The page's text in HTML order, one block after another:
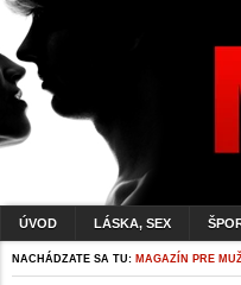
ÚVOD LÁSKA, SEX
NACHÁDZATE SA TU: MAGAZÍN PRE